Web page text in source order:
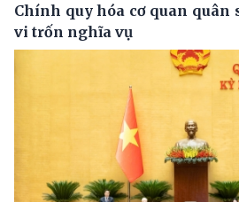
Chính quy hóa cơ quan quân
vi trốn nghĩa vụ